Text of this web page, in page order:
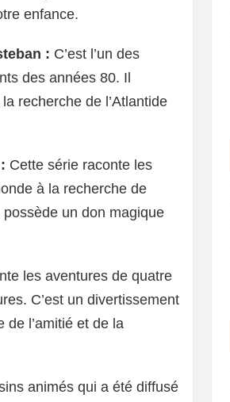
enfance.
: C’est l’un des
des années 80. Il
recherche de l’Atlantide
Cette série raconte les
à la recherche de
un don magique
les aventures de quatre
C’est un divertissement
de l’amitié et de la
animés qui a été diffusé